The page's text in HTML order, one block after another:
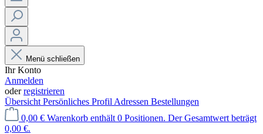
Menü schließen
Ihr Konto
Anmelden
oderregistrieren
Übersicht Persönliches Profil Adressen Bestellungen
0,00 € Warenkorb enthält 0 Positionen. Der Gesamtwert beträgt
0,00 €.